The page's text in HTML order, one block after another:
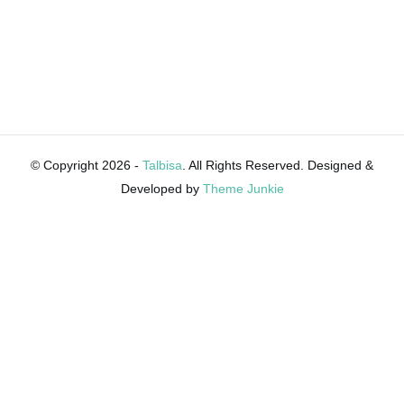
© Copyright 2026 - Talbisa . All Rights Reserved. Designed &
Developed by Theme Junkie